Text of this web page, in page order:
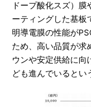
ドープ酸化スズ）
ーティングした基板
明導電膜の性能が
ため、高い品質が求
ウンや安定供給に向
ども進んでいるとい